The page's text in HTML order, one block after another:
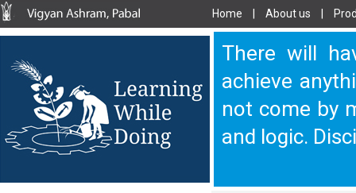
Home About us
There will
achieve
not come by
and logic.